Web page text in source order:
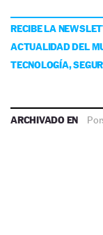
RECIBE LA
ACTUALIDAD DEL
TECNOLOGÍA,
ARCHIVADO EN